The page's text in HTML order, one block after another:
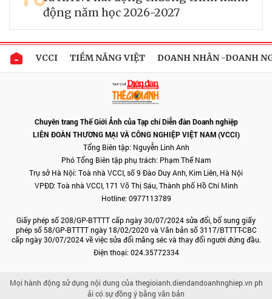
động năm học 2026-2027
VCCI TIỀM NĂNG VIỆT DOANH NHÂN -DOANH
Chuyên trang Thế Giới Ảnh của Tạp chí Diễn đàn Doanh nghiệp
LIÊN ĐOÀN THƯƠNG MẠI VÀ CÔNG NGHIỆP VIỆT NAM (VCCI)
Tổng Biên tập: Nguyễn Linh Anh
Phó Tổng Biên tập phụ trách: Phạm Thế Nam
Trụ sở Hà Nội: Toà nhà VCCI, số 9 Đào Duy Anh, Kim Liên, Hà Nội
VPĐD: Toà nhà VCCI, 171 Võ Thị Sáu, Thành phố Hồ Chí Minh
Hotline: 0977113789
Giấy phép số 208/GP-BTTTT cấp ngày 30/07/2024 sửa đổi, bổ sung giấy
phép số 58/GP-BTTTT ngày 18/02/2020 và Văn bản số 3117/BTTTT-CBC
cấp ngày 30/07/2024 về việc sửa đổi măng séc và thay đổi người đứng đầu.
Điện thoại: 024.35772334
Mọi hành động sử dụng nội dung của thegioianh.diendandoanhnghiep.vn ph
ải có sự đồng ý bằng văn bản